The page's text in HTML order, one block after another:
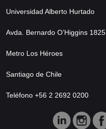
Universidad Alberto Hurtado
Avda. Bernardo O’Higgins 1825
Metro Los Héroes
Santiago de Chile
Teléfono +56 2 2692 0200